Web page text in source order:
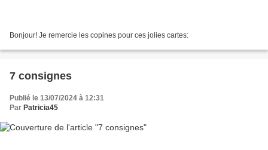
Bonjour! Je remercie les copines pour ces jolies cartes:
7 consignes
Publié le 13/07/2024 à 12:31
Par Patricia45